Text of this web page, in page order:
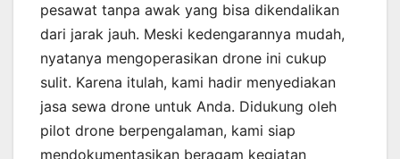
pesawat tanpa awak yang bisa dikendalikan
dari jarak jauh. Meski kedengarannya mudah,
nyatanya mengoperasikan drone ini cukup
sulit. Karena itulah, kami hadir menyediakan
jasa sewa drone untuk Anda. Didukung oleh
pilot drone berpengalaman, kami siap
mendokumentasikan beragam kegiatan